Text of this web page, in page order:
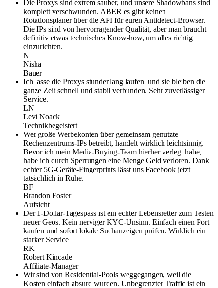
Die Proxys sind extrem sauber, und unsere Shadowbans sind
komplett verschwunden. ABER es gibt keinen
Rotationsplaner über die API für euren Antidetect-Browser.
Die IPs sind von hervorragender Qualität, aber man braucht
definitiv etwas technisches Know-how, um alles richtig
einzurichten.
N
Nisha
Bauer
Ich lasse die Proxys stundenlang laufen, und sie bleiben die
ganze Zeit schnell und stabil verbunden. Sehr zuverlässiger
Service.
LN
Levi Noack
Technikbegeistert
Wer große Werbekonten über gemeinsam genutzte
Rechenzentrums-IPs betreibt, handelt wirklich leichtsinnig.
Bevor ich mein Media-Buying-Team hierher verlegt habe,
habe ich durch Sperrungen eine Menge Geld verloren. Dank
echter 5G-Geräte-Fingerprints lässt uns Facebook jetzt
tatsächlich in Ruhe.
BF
Brandon Foster
Aufsicht
Der 1-Dollar-Tagespass ist ein echter Lebensretter zum Testen
neuer Geos. Kein nerviger KYC-Unsinn. Einfach einen Port
kaufen und sofort lokale Suchanzeigen prüfen. Wirklich ein
starker Service
RK
Robert Kincade
Affiliate-Manager
Wir sind von Residential-Pools weggegangen, weil die
Kosten einfach absurd wurden. Unbegrenzter Traffic ist ein